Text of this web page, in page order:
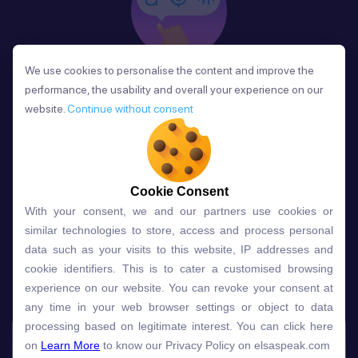
Phản Hồi
Sau mỗi bài học, người học nhận phản hồi về phát
âm và ngữ pháp ngay lập tức, giúp cải thiện kỹ năng
và tiến bộ nhanh chóng.
Lựa chọn gói học ELSA dành
cho bạn
Gói học Free Premium
Speech Analyzer
We use cookies to personalise the content and improve the
performance, the usability and overall your experience on our
website. Continue without consent
Cookie Consent
With your consent, we and our partners use cookies or
similar technologies to store, access and process personal
data such as your visits to this website, IP addresses and
cookie identifiers. This is to cater a customised browsing
experience on our website. You can revoke your consent at
any time in your web browser settings or object to data
processing based on legitimate interest. You can click here
on Learn More to know our Privacy Policy on elsaspeak.com
We use cookies to personalise the content and improve the
performance, the usability and overall your experience on our
website. Continue without consent
Cookie Consent
With your consent, we and our partners use cookies or
similar technologies to store, access and process personal
data such as your visits to this website, IP addresses and
cookie identifiers. This is to cater a customised browsing
experience on our website. You can revoke your consent at
any time in your web browser settings or object to data
processing based on legitimate interest. You can click here
on Learn More to know our Privacy Policy on elsaspeak.com